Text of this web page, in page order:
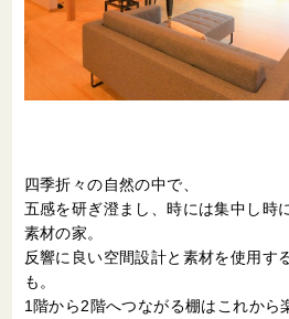
四季折々の自然の中で、
五感を研ぎ澄まし、時には集中し時
素材の家。
反響に良い空間設計と素材を使用す
も。
1階から2階へつながる棚はこれから